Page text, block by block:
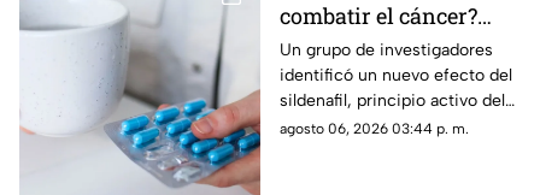
combatir el cáncer?
Estudio revela que
podría frenar la
metástasis
Un grupo de investigadores
identificó un nuevo efecto del
sildenafil, principio activo del
viagra, que podría cambiar su
agosto 06, 2026 03:44 p. m.